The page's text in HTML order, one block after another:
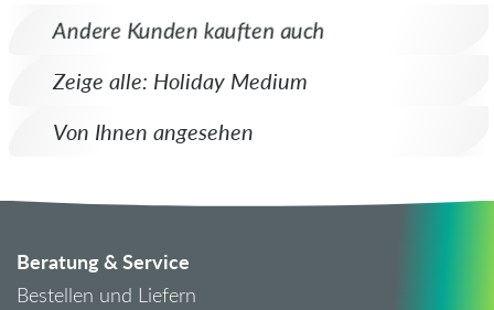
Andere Kunden kauften auch
Zeige alle: Holiday Medium
Von Ihnen angesehen
Beratung & Service
Bestellen und Liefern